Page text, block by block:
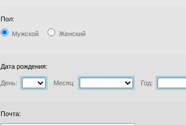
Пол:
Мужской Женский
Дата рождения:
День: Месяц: Год:
Почта: